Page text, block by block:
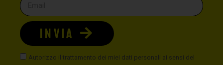
Autorizzo il trattamento dei miei dati personali ai sensi del
INVIA